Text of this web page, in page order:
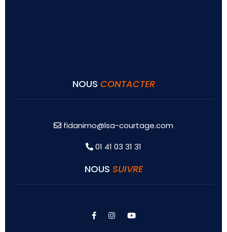
NOUS CONTACTER
fidanimo@lsa-courtage.com
01 41 03 31 31
NOUS SUIVRE
facebookinstagramyoutube